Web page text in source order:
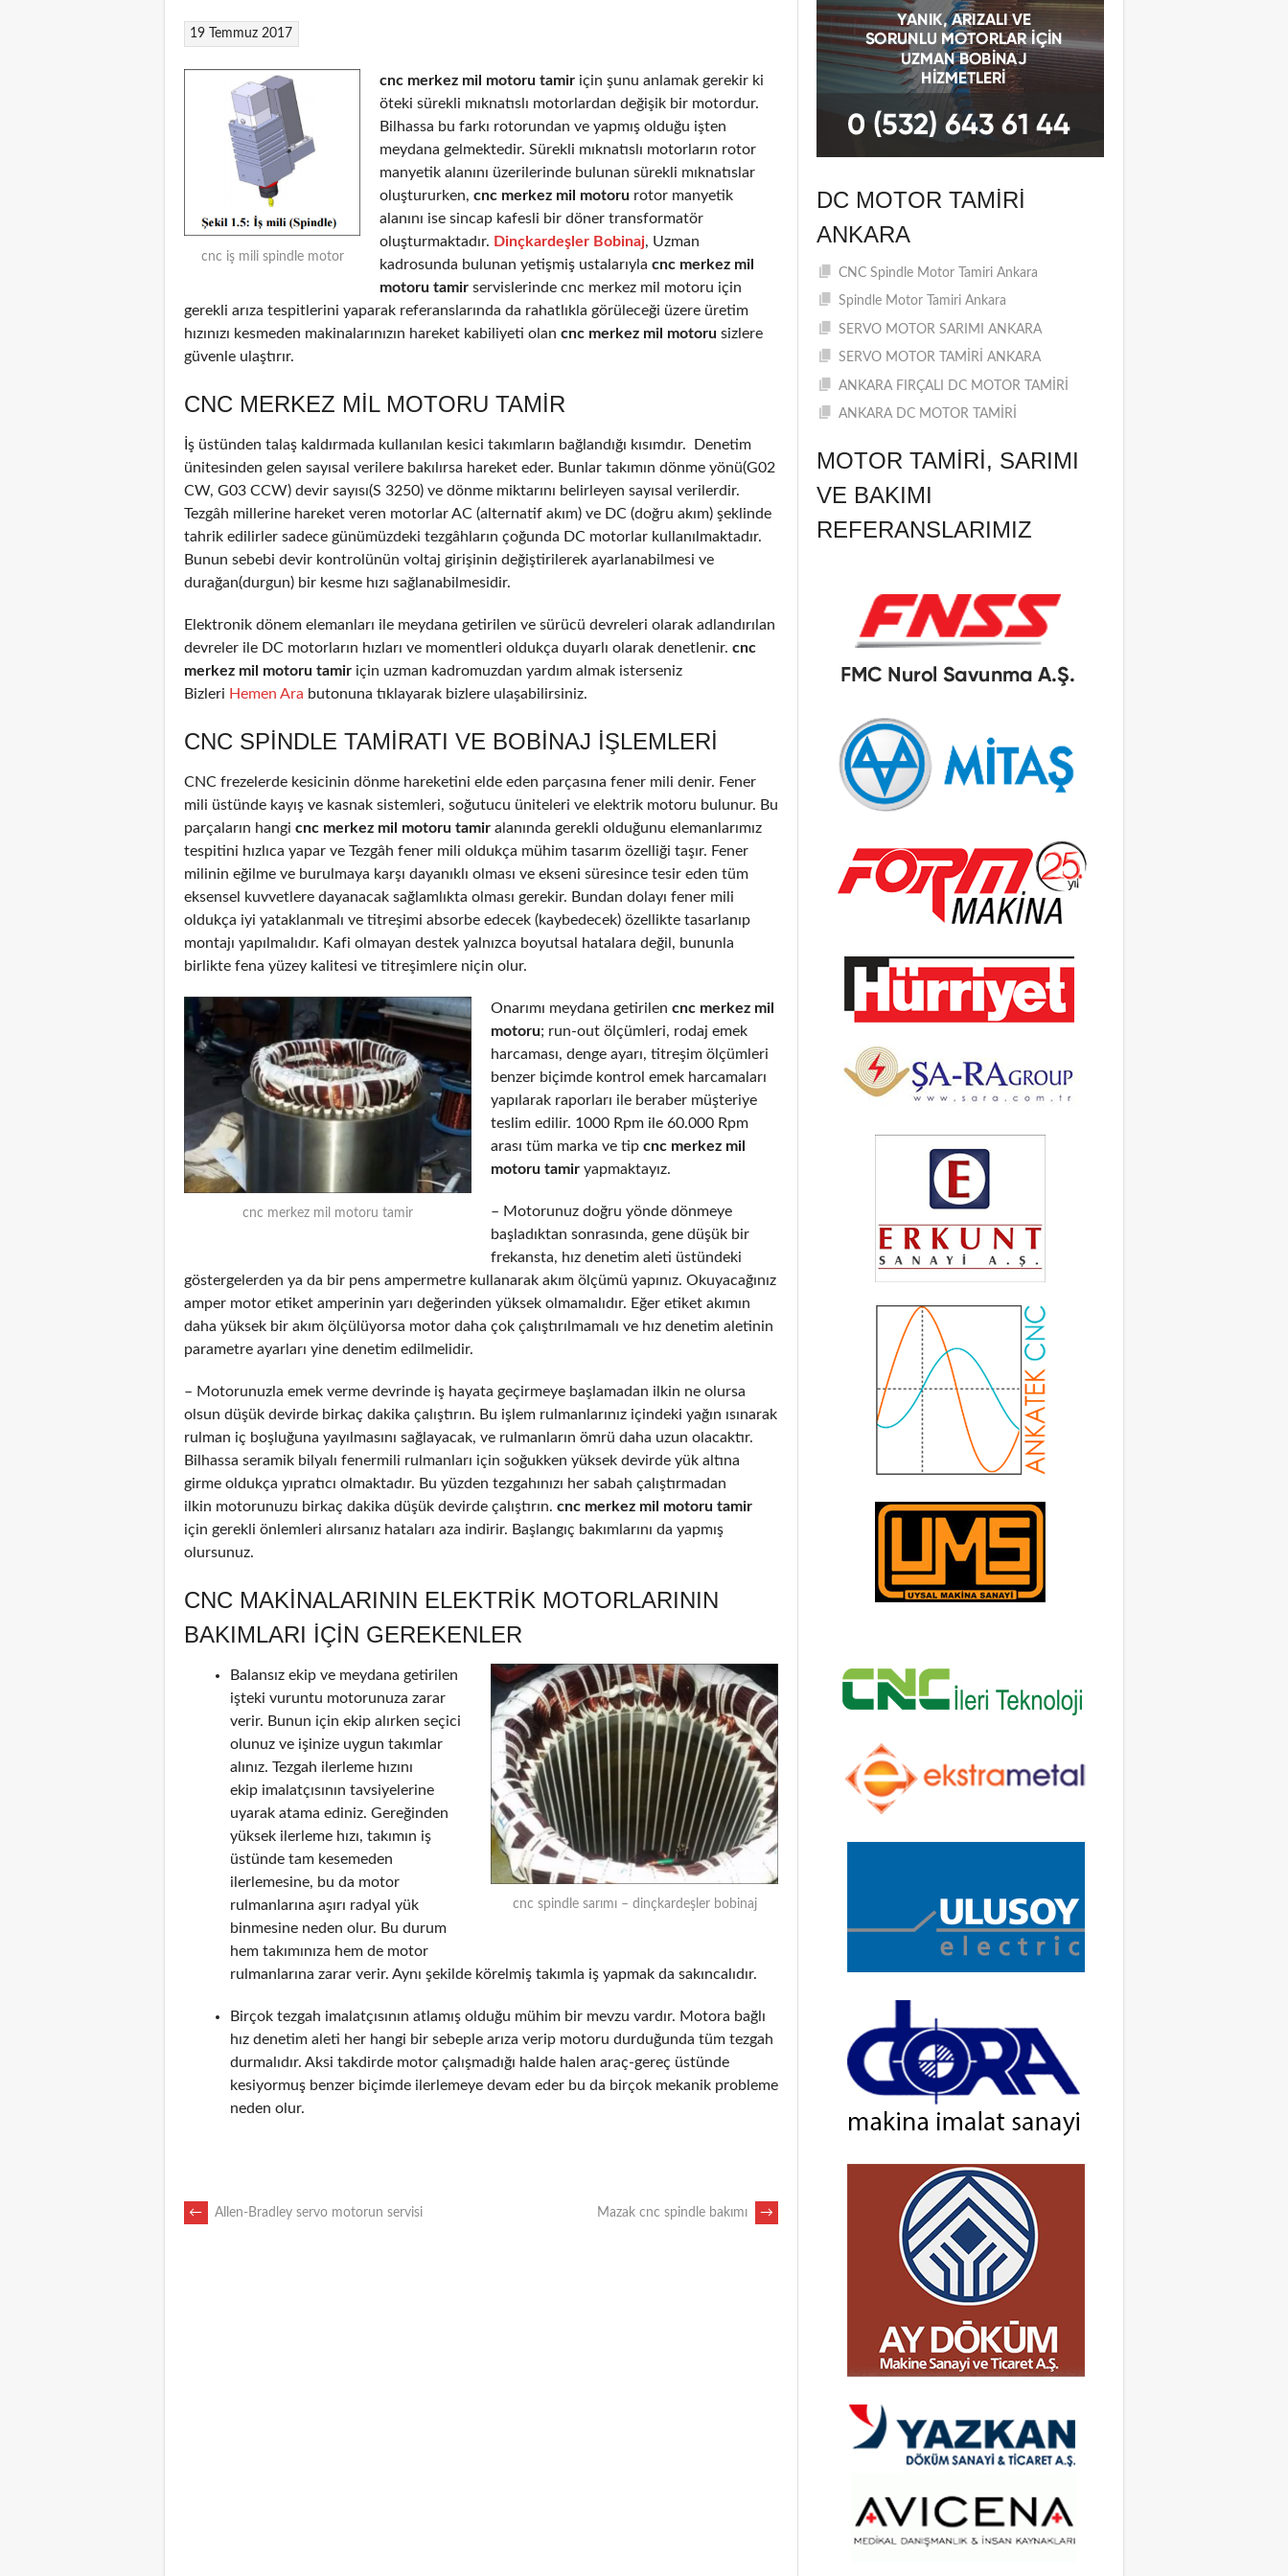
19 Temmuz 2017
cnc iş mili spindle motor
cnc merkez mil motoru tamir için şunu anlamak gerekir ki
öteki sürekli mıknatıslı motorlardan değişik bir motordur.
Bilhassa bu farkı rotorundan ve yapmış olduğu işten
meydana gelmektedir. Sürekli mıknatıslı motorların rotor
manyetik alanını üzerilerinde bulunan sürekli mıknatıslar
oluştururken, cnc merkez mil motoru rotor manyetik
alanını ise sincap kafesli bir döner transformatör
oluşturmaktadır. Dinçkardeşler Bobinaj, Uzman
kadrosunda bulunan yetişmiş ustalarıyla cnc merkez mil
motoru tamir servislerinde cnc merkez mil motoru için
gerekli arıza tespitlerini yaparak referanslarında da rahatlıkla görüleceği üzere üretim
hızınızı kesmeden makinalarınızın hareket kabiliyeti olan cnc merkez mil motoru sizlere
güvenle ulaştırır.
CNC MERKEZ MIL MOTORU TAMIR
İş üstünden talaş kaldırmada kullanılan kesici takımların bağlandığı kısımdır. Denetim
ünitesinden gelen sayısal verilere bakılırsa hareket eder. Bunlar takımın dönme yönü(G02
CW, G03 CCW) devir sayısı(S 3250) ve dönme miktarını belirleyen sayısal verilerdir.
Tezgâh millerine hareket veren motorlar AC (alternatif akım) ve DC (doğru akım) şeklinde
tahrik edilirler sadece günümüzdeki tezgâhların çoğunda DC motorlar kullanılmaktadır.
Bunun sebebi devir kontrolünün voltaj girişinin değiştirilerek ayarlanabilmesi ve
durağan(durgun) bir kesme hızı sağlanabilmesidir.
Elektronik dönem elemanları ile meydana getirilen ve sürücü devreleri olarak adlandırılan
devreler ile DC motorların hızları ve momentleri oldukça duyarlı olarak denetlenir. cnc
merkez mil motoru tamir için uzman kadromuzdan yardım almak isterseniz
Bizleri Hemen Ara butonuna tıklayarak bizlere ulaşabilirsiniz.
CNC SPINDLE TAMIRATI VE BOBINAJ IŞLEMLERI
CNC frezelerde kesicinin dönme hareketini elde eden parçasına fener mili denir. Fener
mili üstünde kayış ve kasnak sistemleri, soğutucu üniteleri ve elektrik motoru bulunur. Bu
parçaların hangi cnc merkez mil motoru tamir alanında gerekli olduğunu elemanlarımız
tespitini hızlıca yapar ve Tezgâh fener mili oldukça mühim tasarım özelliği taşır. Fener
milinin eğilme ve burulmaya karşı dayanıklı olması ve ekseni süresince tesir eden tüm
eksensel kuvvetlere dayanacak sağlamlıkta olması gerekir. Bundan dolayı fener mili
oldukça iyi yataklanmalı ve titreşimi absorbe edecek (kaybedecek) özellikte tasarlanıp
montajı yapılmalıdır. Kafi olmayan destek yalnızca boyutsal hatalara değil, bununla
birlikte fena yüzey kalitesi ve titreşimlere niçin olur.
cnc merkez mil motoru tamir
Onarımı meydana getirilen cnc merkez mil
motoru; run-out ölçümleri, rodaj emek
harcaması, denge ayarı, titreşim ölçümleri
benzer biçimde kontrol emek harcamaları
yapılarak raporları ile beraber müşteriye
teslim edilir. 1000 Rpm ile 60.000 Rpm
arası tüm marka ve tip cnc merkez mil
motoru tamir yapmaktayız.
– Motorunuz doğru yönde dönmeye
başladıktan sonrasında, gene düşük bir
frekansta, hız denetim aleti üstündeki
göstergelerden ya da bir pens ampermetre kullanarak akım ölçümü yapınız. Okuyacağınız
amper motor etiket amperinin yarı değerinden yüksek olmamalıdır. Eğer etiket akımın
daha yüksek bir akım ölçülüyorsa motor daha çok çalıştırılmamalı ve hız denetim aletinin
parametre ayarları yine denetim edilmelidir.
– Motorunuzla emek verme devrinde iş hayata geçirmeye başlamadan ilkin ne olursa
olsun düşük devirde birkaç dakika çalıştırın. Bu işlem rulmanlarınız içindeki yağın ısınarak
rulman iç boşluğuna yayılmasını sağlayacak, ve rulmanların ömrü daha uzun olacaktır.
Bilhassa seramik bilyalı fenermili rulmanları için soğukken yüksek devirde yük altına
girme oldukça yıpratıcı olmaktadır. Bu yüzden tezgahınızı her sabah çalıştırmadan
ilkin motorunuzu birkaç dakika düşük devirde çalıştırın. cnc merkez mil motoru tamir
için gerekli önlemleri alırsanız hataları aza indirir. Başlangıç bakımlarını da yapmış
olursunuz.
CNC MAKINALARININ ELEKTRIK MOTORLARININ
BAKIMLARI IÇIN GEREKENLER
cnc spindle sarımı – dinçkardeşler bobinaj
Balansız ekip ve meydana getirilen
işteki vuruntu motorunuza zarar
verir. Bunun için ekip alırken seçici
olunuz ve işinize uygun takımlar
alınız. Tezgah ilerleme hızını
ekip imalatçısının tavsiyelerine
uyarak atama ediniz. Gereğinden
yüksek ilerleme hızı, takımın iş
üstünde tam kesemeden
ilerlemesine, bu da motor
rulmanlarına aşırı radyal yük
binmesine neden olur. Bu durum
hem takımınıza hem de motor
rulmanlarına zarar verir. Aynı şekilde körelmiş takımla iş yapmak da sakıncalıdır.
Birçok tezgah imalatçısının atlamış olduğu mühim bir mevzu vardır. Motora bağlı
hız denetim aleti her hangi bir sebeple arıza verip motoru durduğunda tüm tezgah
durmalıdır. Aksi takdirde motor çalışmadığı halde halen araç-gereç üstünde
kesiyormuş benzer biçimde ilerlemeye devam eder bu da birçok mekanik probleme
neden olur.
POST
← Allen-Bradley servo motorun servisi Mazak cnc spindle bakımı →
DC MOTOR TAMIRI
ANKARA
CNC Spindle Motor Tamiri Ankara
Spindle Motor Tamiri Ankara
SERVO MOTOR SARIMI ANKARA
SERVO MOTOR TAMİRİ ANKARA
ANKARA FIRÇALI DC MOTOR TAMİRİ
ANKARA DC MOTOR TAMİRİ
MOTOR TAMIRI, SARIMI
VE BAKIMI
REFERANSLARIMIZ